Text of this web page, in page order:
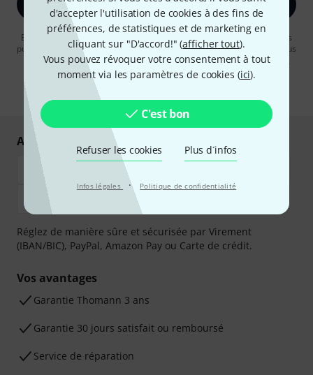
d'accepter l'utilisation de cookies à des fins de
préférences, de statistiques et de marketing en
cliquant sur "D'accord!" (afficher tout).
Vous pouvez révoquer votre consentement à tout
moment via les paramètres de cookies (ici).
C'est bon
Refuser les cookies Plus d´infos
Infos légales · Politique de confidentialité
S'inscrire maintenant
En cliquant sur "S'inscrire maintenant", vous acceptez de recevoir des
publicités par e-mail. La désinscription est possible à tout moment. Vous
pouvez trouver plus d'informations à ce sujet dans notrePolitique de
confidentialité
Achetez et payez en toute sécurité
Réglez de manière sûre et sécurisée par Virement
(IBAN/BIC), PayPal, Amazon Pay ou Carte de crédit.
Vos avantages
Ga­ran­tie Thomann 3 ans
Garantie 30 jours satisfait ou remboursé
Service de réparation